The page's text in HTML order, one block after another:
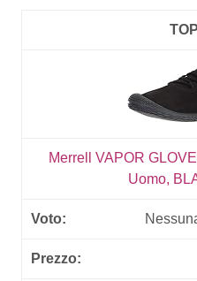
Merrell VAPOR
Uomo,